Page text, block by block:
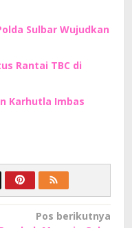
Sulbar Wujudkan
Rantai TBC di
Karhutla Imbas
Pos berikutnya